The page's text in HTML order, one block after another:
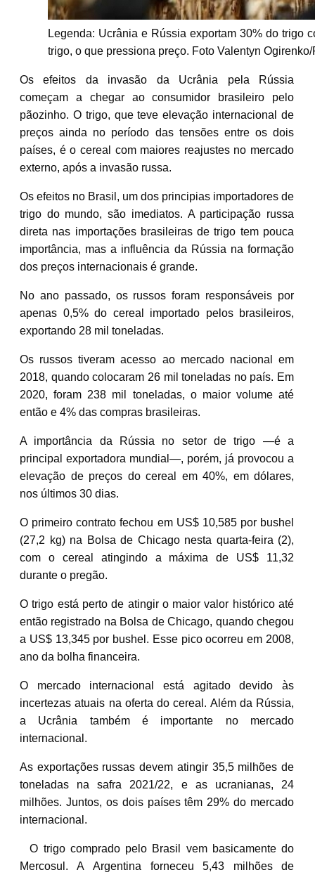
Legenda: Ucrânia e Rússia exportam 30% do trigo
trigo, o que pressiona preço. Foto Valentyn
Os efeitos da invasão da Ucrânia pela Rússia
começam a chegar ao consumidor brasileiro pelo
pãozinho. O trigo, que teve elevação internacional de
preços ainda no período das tensões entre os dois
países, é o cereal com maiores reajustes no mercado
externo, após a invasão russa.
Os efeitos no Brasil, um dos principias importadores de
trigo do mundo, são imediatos. A participação russa
direta nas importações brasileiras de trigo tem pouca
importância, mas a influência da Rússia na formação
dos preços internacionais é grande.
No ano passado, os russos foram responsáveis por
apenas 0,5% do cereal importado pelos brasileiros,
exportando 28 mil toneladas.
Os russos tiveram acesso ao mercado nacional em
2018, quando colocaram 26 mil toneladas no país. Em
2020, foram 238 mil toneladas, o maior volume até
então e 4% das compras brasileiras.
A importância da Rússia no setor de trigo —é a
principal exportadora mundial—, porém, já provocou a
elevação de preços do cereal em 40%, em dólares,
nos últimos 30 dias.
O primeiro contrato fechou em US$ 10,585 por bushel
(27,2 kg) na Bolsa de Chicago nesta quarta-feira (2),
com o cereal atingindo a máxima de US$ 11,32
durante o pregão.
O trigo está perto de atingir o maior valor histórico até
então registrado na Bolsa de Chicago, quando chegou
a US$ 13,345 por bushel. Esse pico ocorreu em 2008,
ano da bolha financeira.
O mercado internacional está agitado devido às
incertezas atuais na oferta do cereal. Além da Rússia,
a Ucrânia também é importante no mercado
internacional.
As exportações russas devem atingir 35,5 milhões de
toneladas na safra 2021/22, e as ucranianas, 24
milhões. Juntos, os dois países têm 29% do mercado
internacional.
O trigo comprado pelo Brasil vem basicamente do
Mercosul. A Argentina forneceu 5,43 milhões de